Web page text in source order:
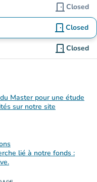
door_front Closed
door_front Closed
door_front Closed
Master pour une étude
notre fonds. Modalités sur notre site
lié à notre fonds :